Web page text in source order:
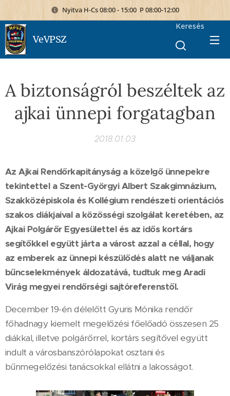
Nyitva H-Cs 08:00 - 15:00 P 08:00-12:00
VeVPSZ
Keresés
A biztonságról beszéltek az
ajkai ünnepi forgatagban
2018.01.03
Az Ajkai Rendőrkapitányság a közelgő ünnepekre
tekintettel a Szent-Györgyi Albert Szakgimnázium,
Szakközépiskola és Kollégium rendészeti orientációs
szakos diákjaival a közösségi szolgálat keretében, az
Ajkai Polgárőr Egyesülettel és az idős kortárs
segítőkkel együtt járta a várost azzal a céllal, hogy
az emberek az ünnepi készülődés alatt ne váljanak
bűncselekmények áldozatává, tudtuk meg Aradi
Virág megyei rendőrségi sajtóreferenstől.
December 19-én délelőtt Gyuris Mónika rendőr
főhadnagy kiemelt megelőzési főelőadó összesen 25
diákkal, illetve polgárőrrel, kortárs segítővel együtt
indult a városbanszórólapokat osztani és
bűnmegelőzési tanácsokkal ellátni a lakosságot.